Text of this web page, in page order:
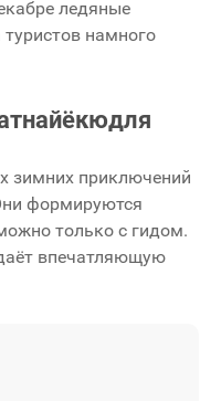
ледяные
намного
зимних приключений
формируются
только с гидом.
впечатляющую